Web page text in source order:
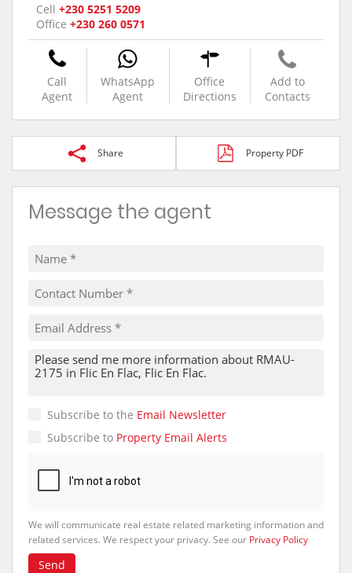
Cell +230 5251 5209
Office +230 260 0571
Call
Agent
WhatsApp
Agent
Office
Directions
Add to
Contacts
Share Property PDF
Message the agent
Subscribe to the Email Newsletter
Subscribe to Property Email Alerts
We will communicate real estate related marketing information and
related services. We respect your privacy. See our Privacy Policy
Send